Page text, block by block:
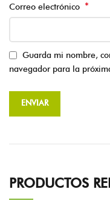
Correo electrónico *
Guarda mi nombre,
navegador para la
PRODUCTOS